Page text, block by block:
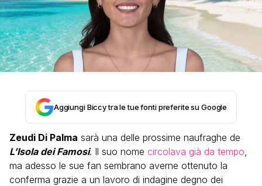
Aggiungi Biccy tra le tue fonti preferite su Google
Zeudi Di Palma sarà una delle prossime naufraghe de
L’Isola dei Famosi. Il suo nome circolava già da tempo
ma adesso le sue fan sembrano averne ottenuto la
conferma grazie a un lavoro di indagine degno dei